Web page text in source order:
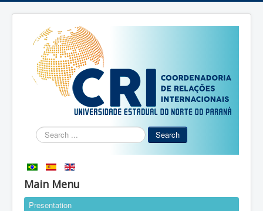
Search
...
Search
Main Menu
Presentation